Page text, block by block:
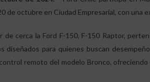
de octubre en Ciudad Empresarial, con una
de cerca la Ford F-150, F-150 Raptor,
diseñados para quienes buscan
remoto del modelo Bronco,